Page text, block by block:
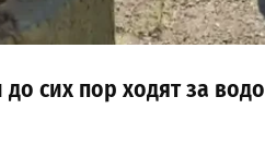
сих пор ходят за